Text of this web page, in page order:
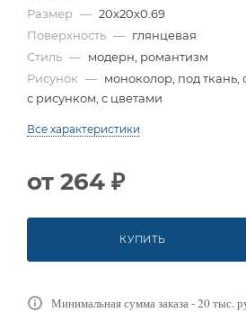
Размер — 20x20x0.69
Поверхность — глянцевая
Стиль — модерн, романтизм
Рисунок — моноколор, под ткань,
с рисунком, с цветами
Все характеристики
от 264 ₽
КУПИТЬ
Минимальная сумма заказа - 20 тыс.